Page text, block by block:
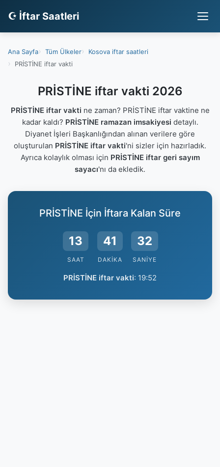
☪ İftar Saatleri
Ana Sayfa Tüm Ülkeler
Kosova iftar saatleri
PRİSTİNE iftar vakti
PRİSTİNE iftar vakti 2026
PRİSTİNE iftar vakti ne zaman? PRİSTİNE iftar vaktine ne
kadar kaldı? PRİSTİNE ramazan imsakiyesi detaylı.
Diyanet İşleri Başkanlığından alınan verilere göre
oluşturulan PRİSTİNE iftar vakti'ni sizler için hazırladık.
Ayrıca kolaylık olması için PRİSTİNE iftar geri sayım
sayacı'nı da ekledik.
PRİSTİNE İçin İftara Kalan Süre
13
SAAT
41
DAKIKA
31
SANIYE
PRİSTİNE iftar vakti: 19:52